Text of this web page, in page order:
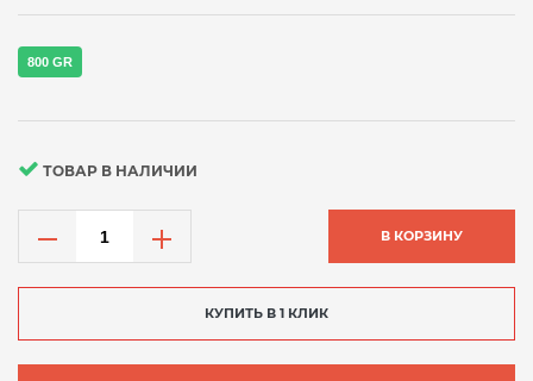
800 GR
ТОВАР В НАЛИЧИИ
В КОРЗИНУ
КУПИТЬ В 1 КЛИК